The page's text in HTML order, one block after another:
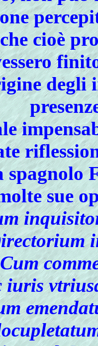
cioè
degli
spagnolo
sue
iuris